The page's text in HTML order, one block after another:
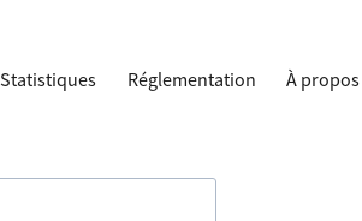
Statistiques Réglementation À propos